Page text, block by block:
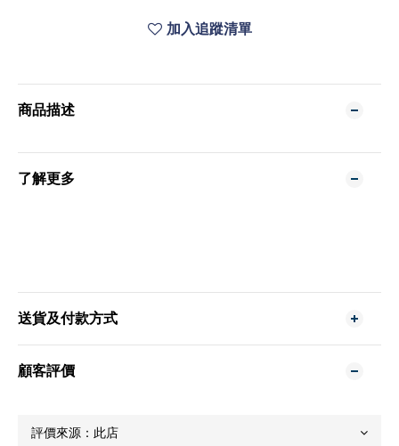
加入追蹤清單
商品描述
了解更多
送貨及付款方式
顧客評價